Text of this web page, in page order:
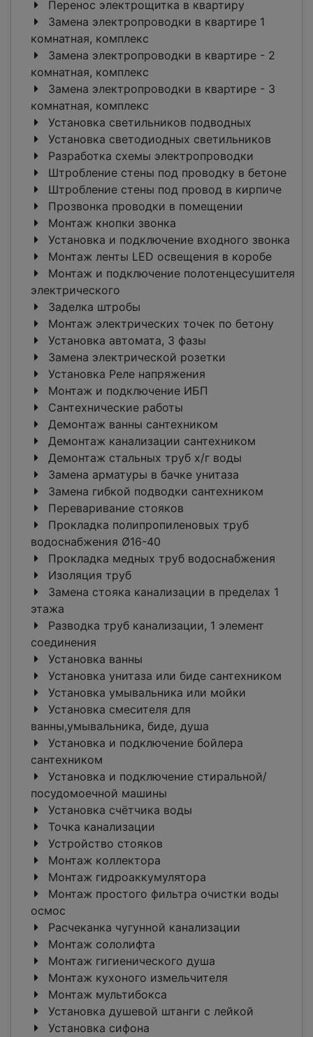
Перенос электрощитка в квартиру
Замена электропроводки в квартире 1
комнатная, комплекс
Замена электропроводки в квартире - 2
комнатная, комплекс
Замена электропроводки в квартире - 3
комнатная, комплекс
Установка светильников подводных
Установка светодиодных светильников
Разработка схемы электропроводки
Штробление стены под проводку в бетоне
Штробление стены под провод в кирпиче
Прозвонка проводки в помещении
Монтаж кнопки звонка
Установка и подключение входного звонка
Монтаж ленты LED освещения в коробе
Монтаж и подключение полотенцесушителя
электрического
Заделка штробы
Монтаж электрических точек по бетону
Установка автомата, 3 фазы
Замена электрической розетки
Установка Реле напряжения
Монтаж и подключение ИБП
Сантехнические работы
Демонтаж ванны сантехником
Демонтаж канализации сантехником
Демонтаж стальных труб х/г воды
Замена арматуры в бачке унитаза
Замена гибкой подводки сантехником
Переваривание стояков
Прокладка полипропиленовых труб
водоснабжения Ø16-40
Прокладка медных труб водоснабжения
Изоляция труб
Замена стояка канализации в пределах 1
этажа
Разводка труб канализации, 1 элемент
соединения
Установка ванны
Установка унитаза или биде сантехником
Установка умывальника или мойки
Установка смесителя для
ванны,умывальника, биде, душа
Установка и подключение бойлера
сантехником
Установка и подключение стиральной/
посудомоечной машины
Установка счётчика воды
Точка канализации
Устройство стояков
Монтаж коллектора
Монтаж гидроаккумулятора
Монтаж простого фильтра очистки воды
осмос
Расчеканка чугунной канализации
Монтаж сололифта
Монтаж гигиенического душа
Монтаж кухоного измельчителя
Монтаж мультибокса
Установка душевой штанги с лейкой
Установка сифона